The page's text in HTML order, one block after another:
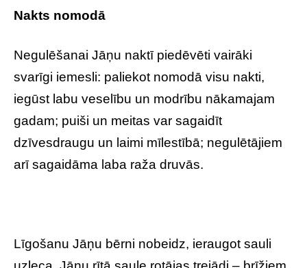
Nakts nomodā
Negulēšanai Jāņu naktī piedēvēti vairāki
svarīgi iemesli: paliekot nomodā visu nakti,
iegūst labu veselību un modrību nākamajam
gadam; puiši un meitas var sagaidīt
dzīvesdraugu un laimi mīlestībā; negulētājiem
arī sagaidāma laba raža druvās.
Līgošanu Jāņu bērni nobeidz, ieraugot sauli